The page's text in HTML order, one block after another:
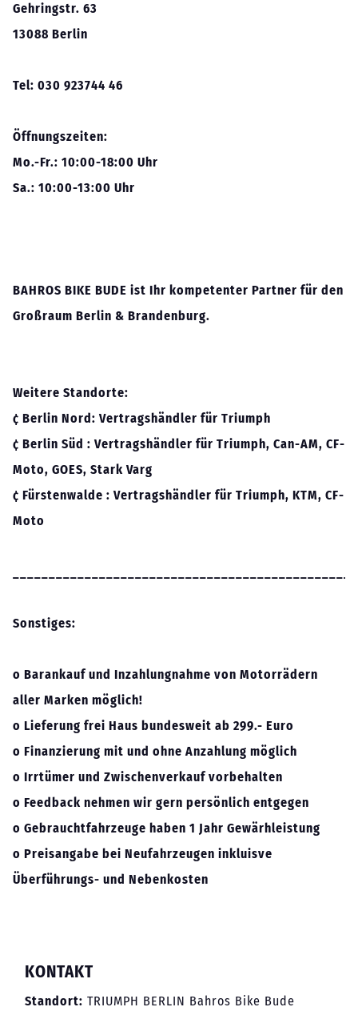
Gehringstr. 63
13088 Berlin
Tel: 030 923744 46
Öffnungszeiten:
Mo.-Fr.: 10:00-18:00 Uhr
Sa.: 10:00-13:00 Uhr
BAHROS BIKE BUDE ist Ihr kompetenter Partner für den
Großraum Berlin & Brandenburg.
Weitere Standorte:
¢ Berlin Nord: Vertragshändler für Triumph
¢ Berlin Süd : Vertragshändler für Triumph, Can-AM, CF-
Moto, GOES, Stark Varg
¢ Fürstenwalde : Vertragshändler für Triumph, KTM, CF-
Moto
Sonstiges:
o Barankauf und Inzahlungnahme von Motorrädern
aller Marken möglich!
o Lieferung frei Haus bundesweit ab 299.- Euro
o Finanzierung mit und ohne Anzahlung möglich
o Irrtümer und Zwischenverkauf vorbehalten
o Feedback nehmen wir gern persönlich entgegen
o Gebrauchtfahrzeuge haben 1 Jahr Gewärhleistung
o Preisangabe bei Neufahrzeugen inkluisve
Überführungs- und Nebenkosten
KONTAKT
Standort: TRIUMPH BERLIN Bahros Bike Bude